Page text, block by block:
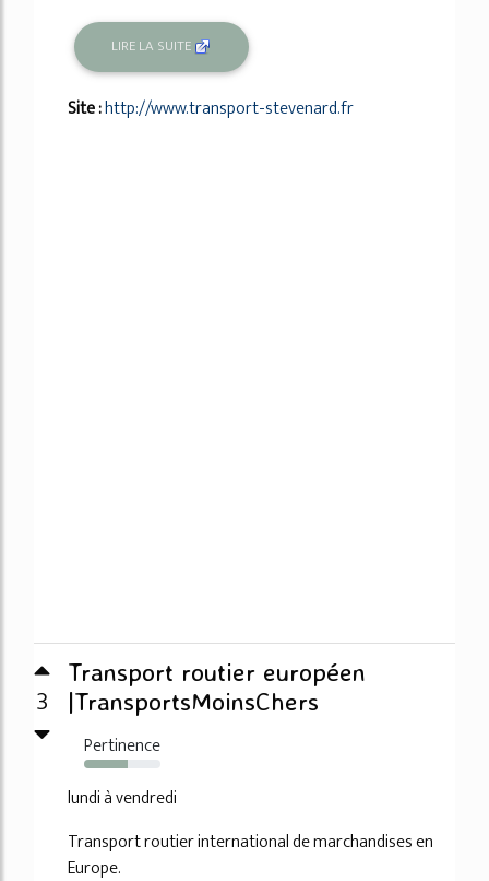
LIRE LA SUITE
Site :http://www.transport-stevenard.fr
3
Transport routier européen
|TransportsMoinsChers
Pertinence
57%
lundi à vendredi
Transport routier international de marchandises en
Europe.